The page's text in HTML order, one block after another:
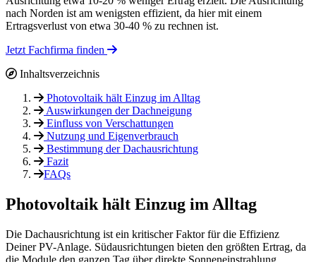
nach Norden ist am wenigsten effizient, da hier mit einem
Ertragsverlust von etwa 30-40 % zu rechnen ist.
Jetzt Fachfirma finden
Inhaltsverzeichnis
Photovoltaik hält Einzug im Alltag
Auswirkungen der Dachneigung
Einfluss von Verschattungen
Nutzung und Eigenverbrauch
Bestimmung der Dachausrichtung
Fazit
FAQs
Photovoltaik hält Einzug im Alltag
Die Dachausrichtung ist ein kritischer Faktor für die Effizienz
Deiner PV-Anlage. Südausrichtungen bieten den größten Ertrag, da
die Module den ganzen Tag über direkte Sonneneinstrahlung